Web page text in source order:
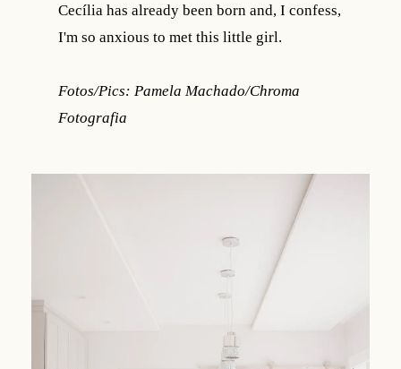
Cecília has already been born and, I confess,
I'm so anxious to met this little girl.
Fotos/Pics: Pamela Machado/Chroma
Fotografia